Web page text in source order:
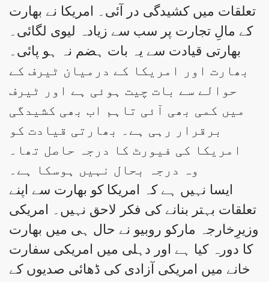
تعلقات میں کشیدگی در آئی۔ امریکا نے بھارت
کے مالِ تجارت پر سب سے زیادہ لیوی لگائی۔
بھارتی قیادت سے یہ بات ہضم نہ ہو پائی۔
بھارت اور امریکا کے درمیان ٹیرف کے
حوالے سے بات چیت ہوئی ہے اور ٹیرف
میں کمی بھی آئی تاہم اب بھی کشیدگی
برقرار رہی ہے۔ بھارتی قیادت کو
امریکا کی فیورٹ کا درجہ حاصل تھا۔
وہ درجہ بحال نہیں ہوسکا ہے۔
ایسا نہیں ہے کہ امریکا کو بھارت سے اپنے
تعلقات بہتر بنانے کی فکر لاحق نہیں۔ امریکی
وزیرِخارجہ مارکو روبیو نے حال ہی میں بھارت
کا دورہ کیا ہے اور دہلی میں امریکی سفارت
خانے میں امریکی آزادی کی ڈھائی صدیوں کے